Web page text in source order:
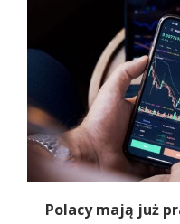
Polacy mają już